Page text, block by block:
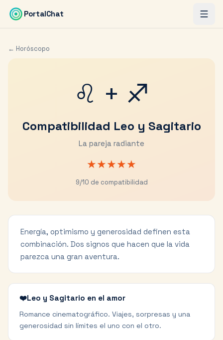
Saltar al contenido principal
PortalChat
← Horóscopo
♌ + ♐
Compatibilidad Leo y Sagitario
La pareja radiante
★★★★★
9/10 de compatibilidad
Energía, optimismo y generosidad definen esta
combinación. Dos signos que hacen que la vida
parezca una gran aventura.
❤️Leo y Sagitario en el amor
Romance cinematográfico. Viajes, sorpresas y una
generosidad sin límites el uno con el otro.